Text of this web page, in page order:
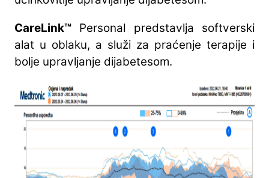
CareLink™ Personal predstavlja softverski
alat u oblaku, a služi za praćenje terapije i
bolje upravljanje dijabetesom.